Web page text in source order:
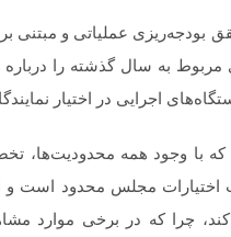
بودجه‌ریزی عملیاتی و مبتنی
به سال گذشته را درباره
اجرایی در اختیار
با وجود همه محدودیت‌ها،
اختیارات مجلس محدود است و
چرا که در برخی موارد